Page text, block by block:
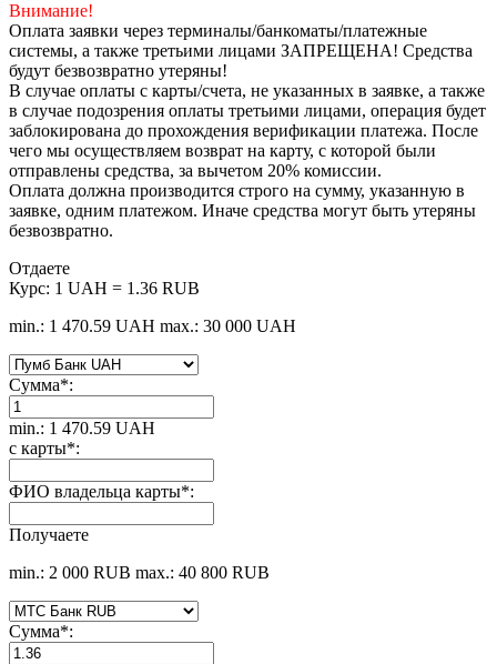
Внимание!
Оплата заявки через терминалы/банкоматы/платежные
системы, а также третьими лицами ЗАПРЕЩЕНА! Средства
будут безвозвратно утеряны!
В случае оплаты с карты/счета, не указанных в заявке, а также
в случае подозрения оплаты третьими лицами, операция будет
заблокирована до прохождения верификации платежа. После
чего мы осуществляем возврат на карту, с которой были
отправлены средства, за вычетом 20% комиссии.
Оплата должна производится строго на сумму, указанную в
заявке, одним платежом. Иначе средства могут быть утеряны
безвозвратно.
Отдаете
Курс: 1 UAH = 1.36 RUB
min.: 1 470.59 UAH max.: 30 000 UAH
Сумма*:
min.: 1 470.59 UAH
с карты*:
ФИО владельца карты*:
Получаете
min.: 2 000 RUB max.: 40 800 RUB
Сумма*: